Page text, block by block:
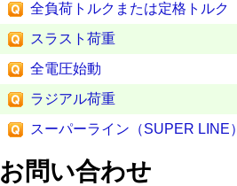
全負荷トルクまたは定格トルク
スラスト荷重
全電圧始動
ラジアル荷重
スーパーライン（SUPER LINE）
お問い合わせ